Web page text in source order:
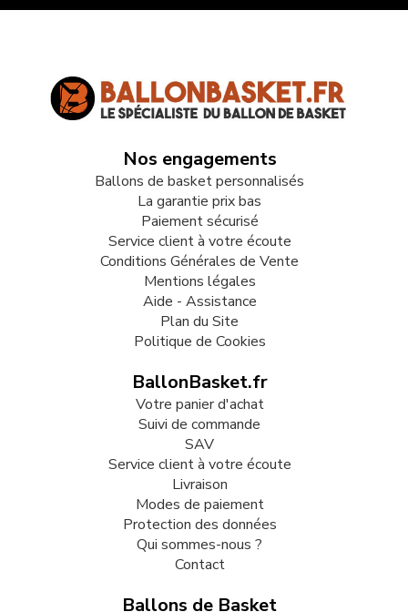
Nos engagements
Ballons de basket personnalisés
La garantie prix bas
Paiement sécurisé
Service client à votre écoute
Conditions Générales de Vente
Mentions légales
Aide - Assistance
Plan du Site
Politique de Cookies
BallonBasket.fr
Votre panier d'achat
Suivi de commande
SAV
Service client à votre écoute
Livraison
Modes de paiement
Protection des données
Qui sommes-nous ?
Contact
Ballons de Basket